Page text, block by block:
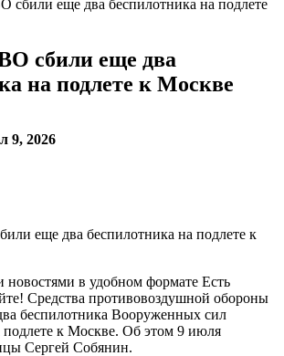
сбили еще два беспилотника на подлете
сбили еще два
на подлете к Москве
9, 2026
новостями в удобном формате Есть
Средства противовоздушной обороны
беспилотника Вооруженных сил
к Москве. Об этом 9 июля
Сергей Собянин.